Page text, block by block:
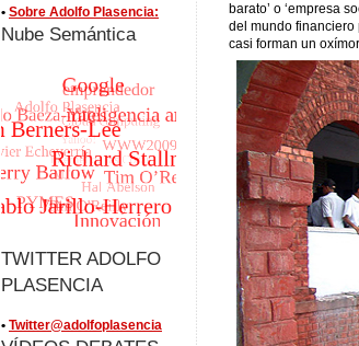
barato’ o ‘empresa
del mundo financiero
casi forman un
• Sobre Adolfo Plasencia:
Nube Semántica
TWITTER ADOLFO
PLASENCIA
• Twitter@adolfoplasencia